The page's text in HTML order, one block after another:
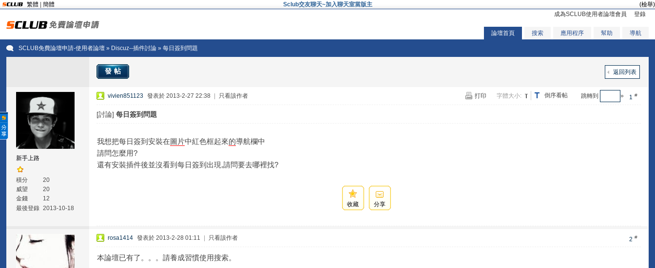
繁體 簡體 Sclub交友聊天~加入聊天室當版主
(檢舉)
成為SCLUB使用者論壇會員
登錄
論壇首頁 搜索 應用程序 幫助 導航
SCLUB免費論壇申請-使用者論壇 » Discuz--插件討論 » 每日簽到問題
返回列表
發帖
新手上路
積分
20
威望
20
金錢
12
最後登錄 2013-10-18
1 #
跳轉到 »
倒序看帖
打印 字體大小:
vivien851123 發表於 2013-2-27 22:38 只看該作者
[討論] 每日簽到問題
我想把每日簽到安裝在圖片中紅色框起來的導航欄中
請問怎麼用?
還有安裝插件後並沒看到每日簽到出現,請問要去哪裡找?
收藏 分享
2 #
rosa1414 發表於 2013-2-28 01:11 只看該作者
本論壇已有了。。。請養成習慣使用搜索。